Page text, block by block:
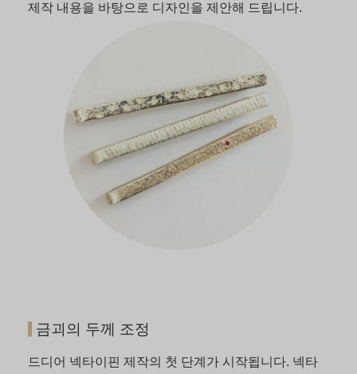
제작 내용을 바탕으로 디자인을 제안해 드립니다.
금괴의 두께 조정
드디어 넥타이핀 제작의 첫 단계가 시작됩니다. 넥타